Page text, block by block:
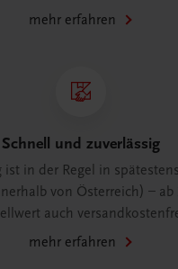
mehr erfahren
Schnell und zuverlässig
ist in der Regel in
von Österreich) – ab
auch
mehr erfahren